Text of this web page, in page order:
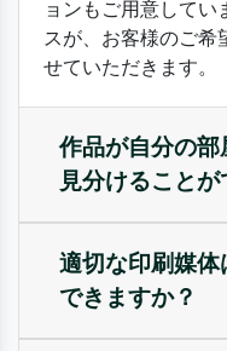
ョンもご用意して
スが、お客様のご希
せていただきます。
作品が自分の
見分けること
適切な印刷媒
できますか？